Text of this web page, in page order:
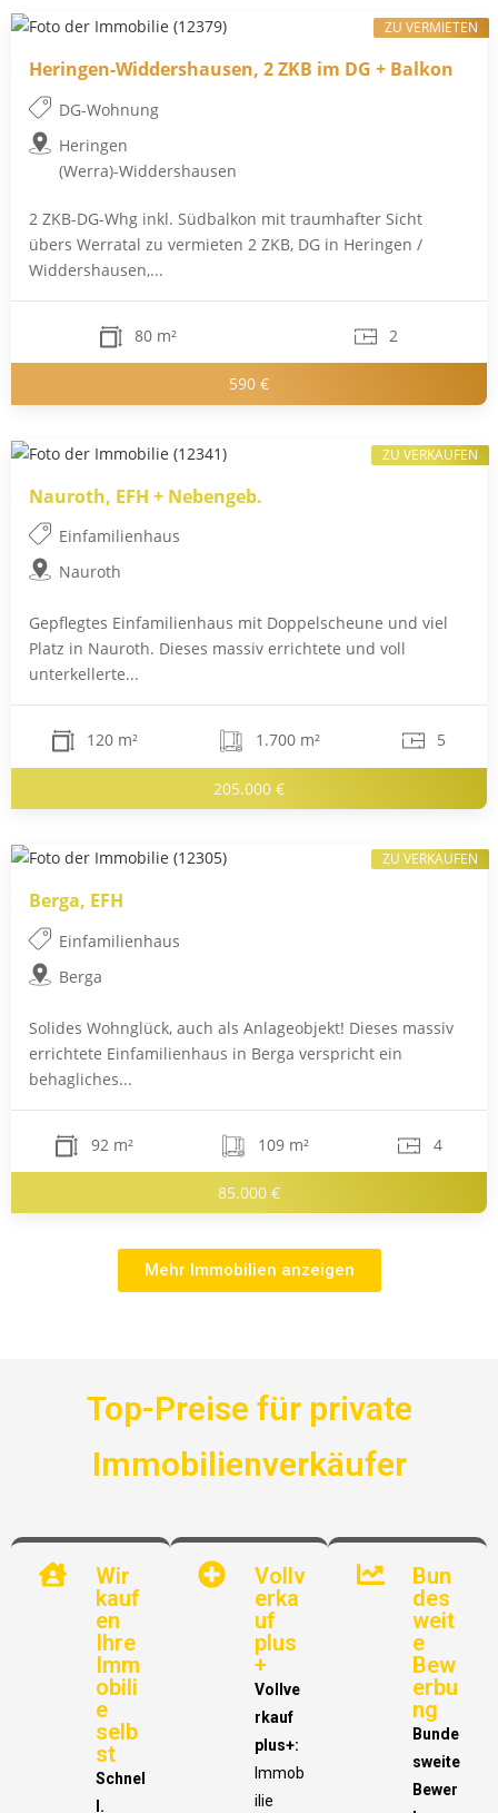
Heringen-Widdershausen, 2 ZKB im DG + Balkon
DG-Wohnung
Heringen
(Werra)-Widdershausen
2 ZKB-DG-Whg inkl. Südbalkon mit traumhafter Sicht
übers Werratal zu vermieten 2 ZKB, DG in Heringen /
Widdershausen,...
80 m² 2
590 €
ZU VERMIETEN
Nauroth, EFH + Nebengeb.
Einfamilienhaus
Nauroth
Gepflegtes Einfamilienhaus mit Doppelscheune und viel
Platz in Nauroth. Dieses massiv errichtete und voll
unterkellerte...
120 m² 1.700 m² 5
205.000 €
ZU VERKAUFEN
Berga, EFH
Einfamilienhaus
Berga
Solides Wohnglück, auch als Anlageobjekt! Dieses massiv
errichtete Einfamilienhaus in Berga verspricht ein
behagliches...
92 m² 109 m² 4
85.000 €
ZU VERKAUFEN
Mehr Immobilien anzeigen
Top-Preise für private
Immobilienverkäufer
Wir
kauf
en
Ihre
Imm
obili
e
selb
st
Schnel
l.
Vollv
erka
uf
plus
+
Vollve
rkauf
plus+:
Immob
ilie
Bun
des
weit
e
Bew
erbu
ng
Bunde
sweite
Bewer